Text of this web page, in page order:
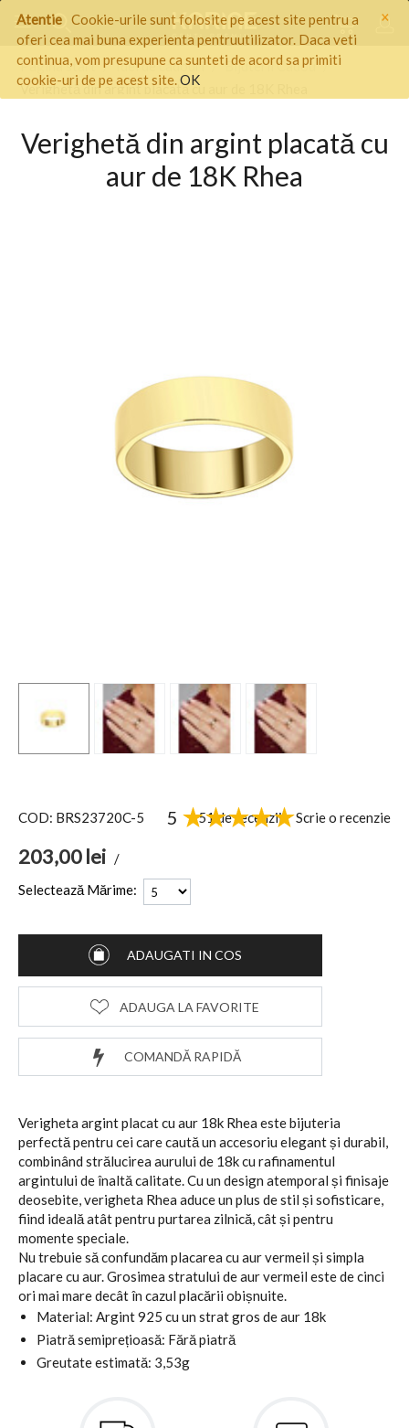
×
Atentie Cookie-urile sunt folosite pe acest site pentru a
oferi cea mai buna experienta pentruutilizator. Daca veti
continua, vom presupune ca sunteti de acord sa primiti
cookie-uri de pe acest site.OK
Pagina start / Idei de cadouri / Bijuterii Cadou
/
Verighetă din argint placată cu aur de 18K Rhea
Verighetă din argint placată cu
aur de 18K Rhea
COD: BRS23720C-5 5 51 de recenzii Scrie o recenzie
203,00lei /
Selectează Mărime:
ADAUGATI IN COS
COMANDĂ RAPIDĂ
ADAUGA LA FAVORITE
Verigheta argint placat cu aur 18k Rhea este bijuteria
perfectă pentru cei care caută un accesoriu elegant și durabil,
combinând strălucirea aurului de 18k cu rafinamentul
argintului de înaltă calitate. Cu un design atemporal și finisaje
deosebite, verigheta Rhea aduce un plus de stil și sofisticare,
fiind ideală atât pentru purtarea zilnică, cât și pentru
momente speciale.
Nu trebuie să confundăm placarea cu aur vermeil și simpla
placare cu aur. Grosimea stratului de aur vermeil este de cinci
ori mai mare decât în cazul placării obișnuite.
Material: Argint 925 cu un strat gros de aur 18k
Piatră semiprețioasă: Fără piatră
Greutate estimată: 3,53g